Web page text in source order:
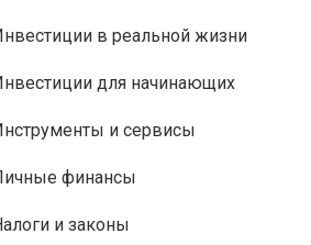
в реальной жизни
для начинающих
и сервисы
финансы
и законы